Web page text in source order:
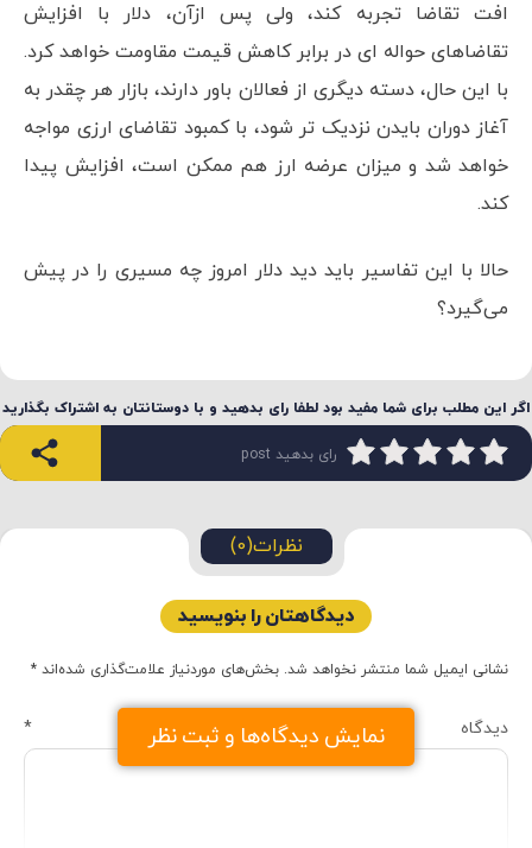
افت تقاضا تجربه کند، ولی پس ازآن، دلار با افزایش
تقاضاهای حواله ای در برابر کاهش قیمت مقاومت خواهد کرد.
با این حال، دسته دیگری از فعالان باور دارند، بازار هر چقدر به
آغاز دوران بایدن نزدیک تر شود، با کمبود تقاضای ارزی مواجه
خواهد شد و میزان عرضه ارز هم ممکن است، افزایش پیدا
کند.
حالا با این تفاسیر باید دید دلار امروز چه مسیری را در پیش
می‌گیرد؟
اگر این مطلب برای شما مفید بود لطفا رای بدهید و با دوستانتان به اشتراک بگذارید
رای بدهید post
نمایش دیدگاه‌ها و ثبت نظر
نظرات(0)
دیدگاهتان را بنویسید
نشانی ایمیل شما منتشر نخواهد شد. بخش‌های موردنیاز علامت‌گذاری شده‌اند *
دیدگاه *